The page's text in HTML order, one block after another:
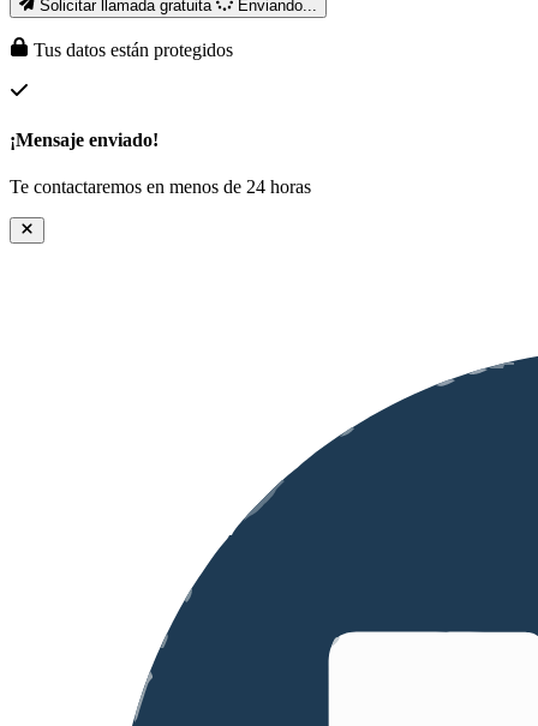
Solicitar llamada gratuita Enviando...
Tus datos están protegidos
¡Mensaje enviado!
Te contactaremos en menos de 24 horas